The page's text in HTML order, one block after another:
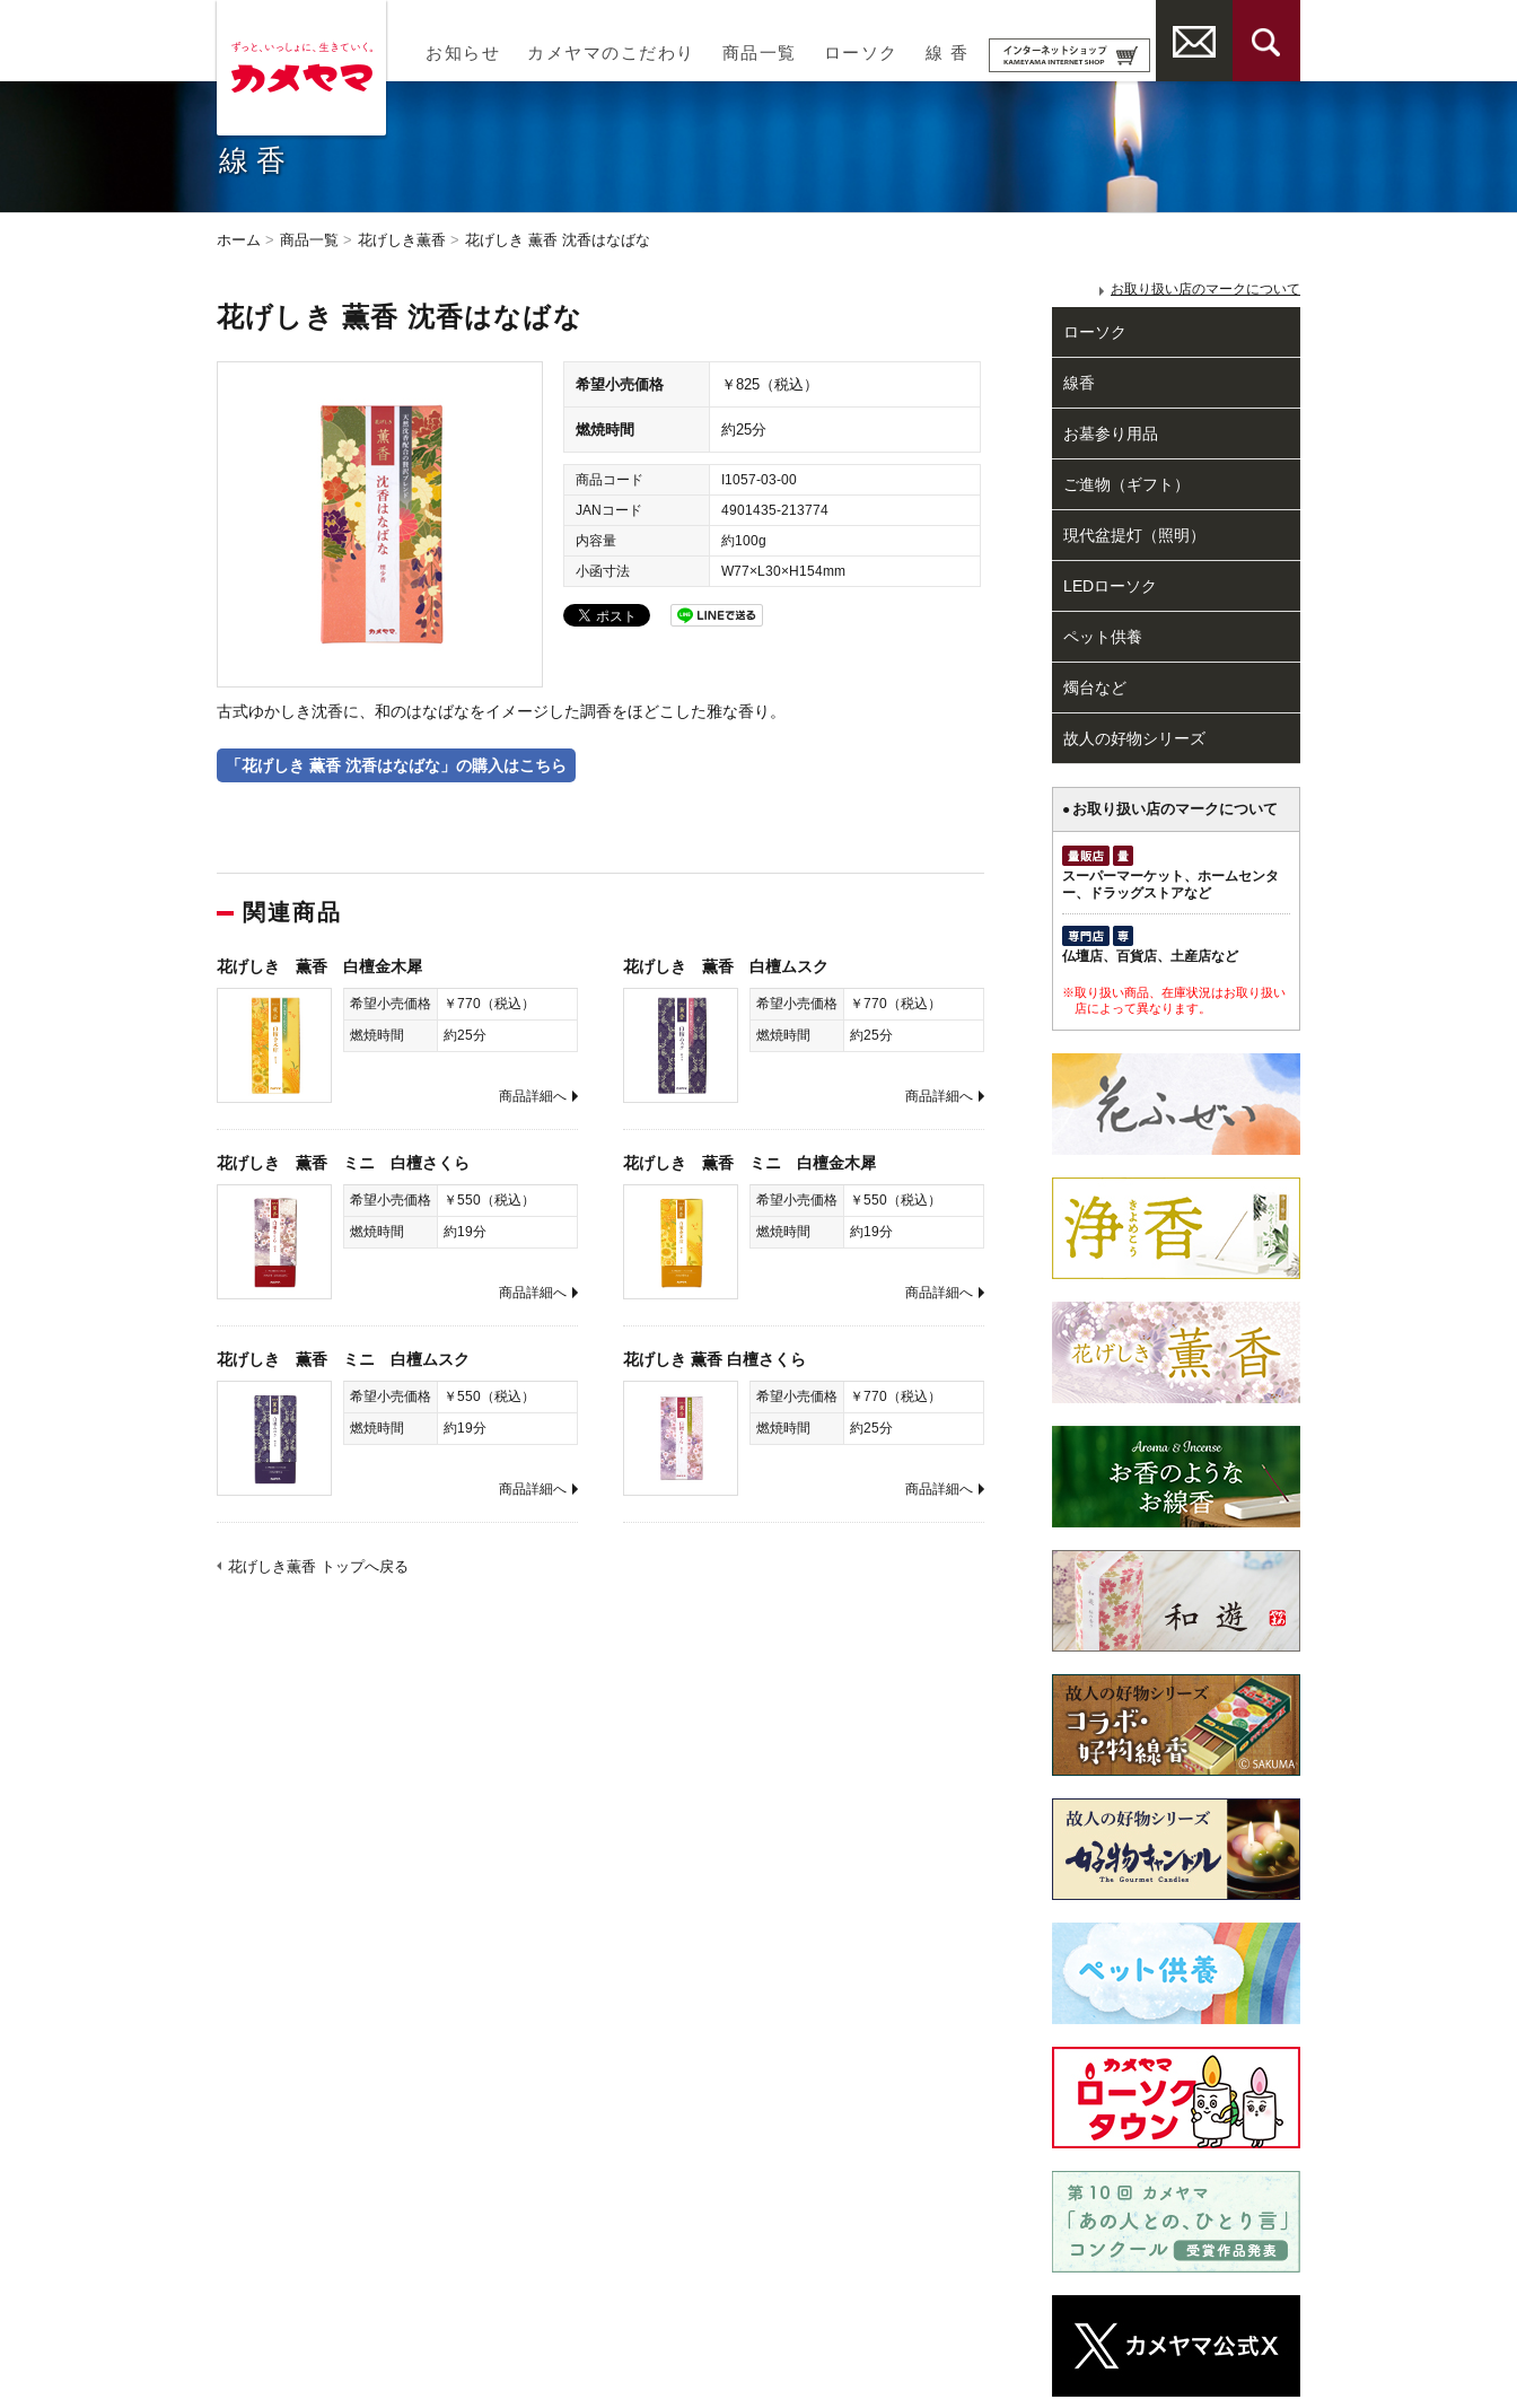
お知らせ カメヤマのこだわり 商品一覧 ローソク 線 香
線香
ホーム 商品一覧 花げしき薫香 花げしき 薫香 沈香はなばな
花げしき 薫香 沈香はなばな
希望小売価格 ￥825（税込）
燃焼時間 約25分
商品コード
I1057-03-00
JANコード
4901435-213774
内容量
約100g
小函寸法
W77×L30×H154mm
古式ゆかしき沈香に、和のはなばなをイメージした調香をほどこした雅な香り。
「花げしき 薫香 沈香はなばな」の購入はこちら
関連商品
花げしき 薫香 白檀金木犀
希望小売価格
￥770（税込）
燃焼時間
約25分
商品詳細へ
花げしき 薫香 白檀ムスク
希望小売価格
￥770（税込）
燃焼時間
約25分
商品詳細へ
花げしき 薫香 ミニ 白檀さくら
希望小売価格
￥550（税込）
燃焼時間
約19分
商品詳細へ
花げしき 薫香 ミニ 白檀金木犀
希望小売価格
￥550（税込）
燃焼時間
約19分
商品詳細へ
花げしき 薫香 ミニ 白檀ムスク
希望小売価格
￥550（税込）
燃焼時間
約19分
商品詳細へ
花げしき 薫香 白檀さくら
希望小売価格
￥770（税込）
燃焼時間
約25分
商品詳細へ
花げしき薫香 トップへ戻る
お取り扱い店のマークについて
ローソク
線香
お墓参り用品
ご進物（ギフト）
現代盆提灯（照明）
LEDローソク
ペット供養
燭台など
故人の好物シリーズ
● お取り扱い店のマークについて
スーパーマーケット、ホームセンタ
ー、ドラッグストアなど
仏壇店、百貨店、土産店など
※取り扱い商品、在庫状況はお取り扱い
店によって異なります。